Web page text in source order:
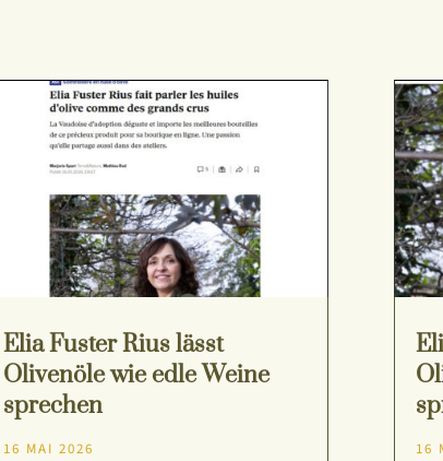
Elia Fuster Rius lässt
Olivenöle wie edle Weine
sprechen
16 MAI 2026 16